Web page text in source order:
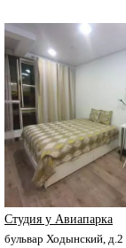
Студия у Авиапарка
бульвар Ходынский, д.2